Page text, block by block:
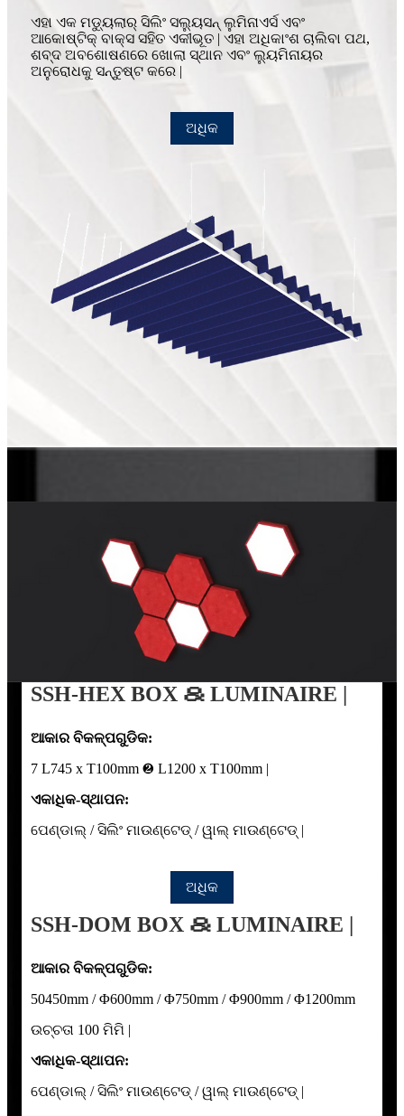
ଏହା ଏକ ମଡ୍ୟୁଲାର୍ ସିଲିଂ ସଲ୍ୟୁସନ୍ ଲୁମିନାଏର୍ସ ଏବଂ
ଆକୋଷ୍ଟିକ୍ ବାକ୍ସ ସହିତ ଏକୀଭୂତ | ଏହା ଅଧିକାଂଶ ଚାଲିବା ପଥ,
ଶବ୍ଦ ଅବଶୋଷଣରେ ଖୋଲା ସ୍ଥାନ ଏବଂ ଲ୍ୟୁମିନାୟର
ଅନୁରୋଧକୁ ସନ୍ତୁଷ୍ଟ କରେ |
ଅଧିକ
SSH-HEX BOX ＆ LUMINAIRE |
ଆକାର ବିକଳ୍ପଗୁଡିକ:
7 L745 x T100mm ❷ L1200 x T100mm |
ଏକାଧିକ-ସ୍ଥାପନ:
ପେଣ୍ଡାଲ୍ / ସିଲିଂ ମାଉଣ୍ଟେଡ୍ / ୱାଲ୍ ମାଉଣ୍ଟେଡ୍ |
ଅଧିକ
SSH-DOM BOX ＆ LUMINAIRE |
ଆକାର ବିକଳ୍ପଗୁଡିକ:
50450mm / Φ600mm / Φ750mm / Φ900mm / Φ1200mm
ଉଚ୍ଚତା 100 ମିମି |
ଏକାଧିକ-ସ୍ଥାପନ:
ପେଣ୍ଡାଲ୍ / ସିଲିଂ ମାଉଣ୍ଟେଡ୍ / ୱାଲ୍ ମାଉଣ୍ଟେଡ୍ |